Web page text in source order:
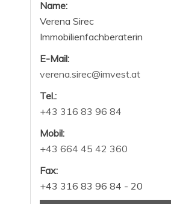
Name:
Verena Sirec
Immobilienfachberaterin
E-Mail:
verena.sirec@imvest.at
Tel.:
+43 316 83 96 84
Mobil:
+43 664 45 42 360
Fax:
+43 316 83 96 84 - 20